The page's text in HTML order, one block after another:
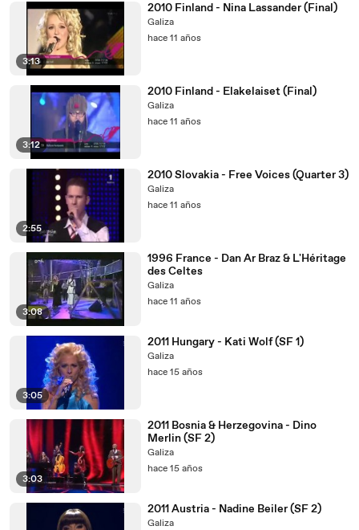
3:13
2010 Finland - Nina Lassander (Final)
Galiza
hace 11 años
3:12
2010 Finland - Elakelaiset (Final)
Galiza
hace 11 años
2:55
2010 Slovakia - Free Voices (Quarter 3)
Galiza
hace 11 años
3:08
1996 France - Dan Ar Braz & L'Héritage
des Celtes
Galiza
hace 11 años
3:05
2011 Hungary - Kati Wolf (SF 1)
Galiza
hace 15 años
3:03
2011 Bosnia & Herzegovina - Dino
Merlin (SF 2)
Galiza
hace 15 años
2011 Austria - Nadine Beiler (SF 2)
Galiza